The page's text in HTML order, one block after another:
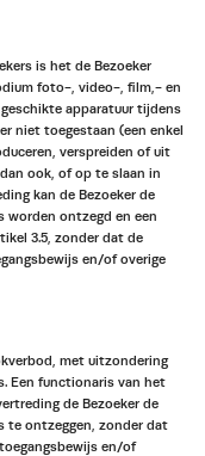
is het de Bezoeker
foto-, video-, film,- en
apparatuur tijdens
niet toegestaan (een enkel
verspreiden of uit
ook, of op te slaan in
kan de Bezoeker de
worden ontzegd en een
3.5, zonder dat de
en/of overige
met uitzondering
Een functionaris van het
de Bezoeker de
te ontzeggen, zonder dat
en/of